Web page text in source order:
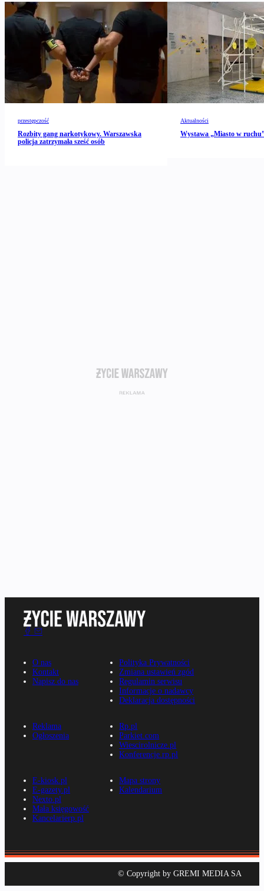
przestępczość
Rozbity gang narkotykowy. Warszawska
policja zatrzymała sześć osób
Aktualności
Wystawa „Miasto w
O nas
Kontakt
Napisz do nas
Polityka Prywatności
Zmiana ustawień zgód
Regulamin serwisu
Informacje o nadawcy
Deklaracja dostępności
Reklama
Ogłoszenia
Rp.pl
Parkiet.com
Wiescirolnicze.pl
Konferencje.rp.pl
E-kiosk.pl
E-gazety.pl
Nexto.pl
Mała księgowość
Kancelarierp.pl
Mapa strony
Kalendarium
© Copyright by GREMI MEDIA SA